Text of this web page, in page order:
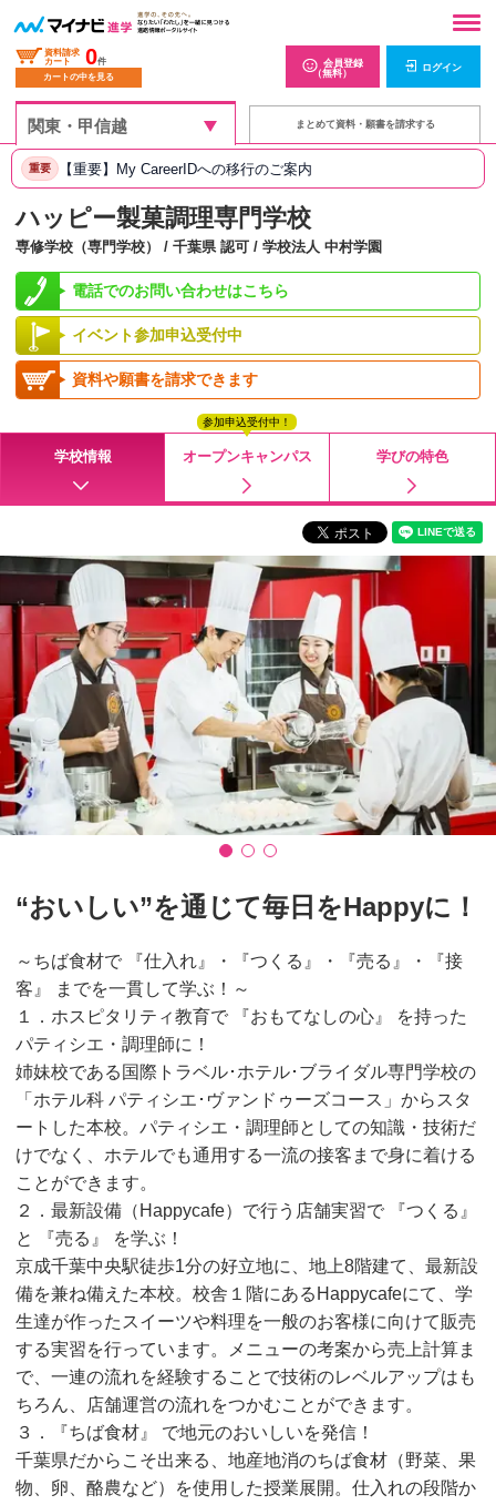
資料請求
カート
0件
カートの中を見る
会員登録
（無料）
ログイン
まとめて資料・願書を請求する
重要 【重要】My CareerIDへの移行のご案内
ハッピー製菓調理専門学校
専修学校（専門学校） / 千葉県 認可 / 学校法人 中村学園
電話でのお問い合わせはこちら
イベント参加申込受付中
資料や願書を請求できます
学校情報 オープンキャンパス
参加申込受付中！
学びの特色
“おいしい”を通じて毎日をHappyに！
～ちば食材で 『仕入れ』・『つくる』・『売る』・『接
客』 までを一貫して学ぶ！～
１．ホスピタリティ教育で 『おもてなしの心』 を持った
パティシエ・調理師に！
姉妹校である国際トラベル･ホテル･ブライダル専門学校の
「ホテル科 パティシエ･ヴァンドゥーズコース」からスタ
ートした本校。パティシエ・調理師としての知識・技術だ
けでなく、ホテルでも通用する一流の接客まで身に着ける
ことができます。
２．最新設備（Happycafe）で行う店舗実習で 『つくる』
と 『売る』 を学ぶ！
京成千葉中央駅徒歩1分の好立地に、地上8階建て、最新設
備を兼ね備えた本校。校舎１階にあるHappycafeにて、学
生達が作ったスイーツや料理を一般のお客様に向けて販売
する実習を行っています。メニューの考案から売上計算ま
で、一連の流れを経験することで技術のレベルアップはも
ちろん、店舗運営の流れをつかむことができます。
３．『ちば食材』 で地元のおいしいを発信！
千葉県だからこそ出来る、地産地消のちば食材（野菜、果
物、卵、酪農など）を使用した授業展開。仕入れの段階か